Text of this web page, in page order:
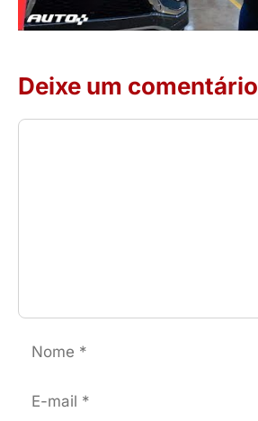
Deixe um comentário
Comentário
Nome
E-
mail